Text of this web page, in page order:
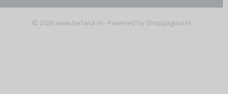
© 2026 www.befana.nl - Powered by Shoppagina.nl